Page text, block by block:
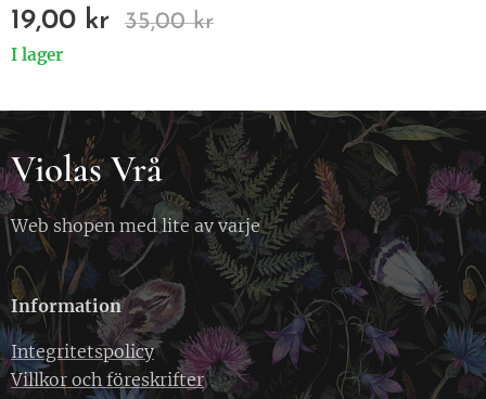
19,00 kr 35,00kr
I lager
Violas Vrå
Web shopen med lite av varje
Information
Integritetspolicy
Villkor och föreskrifter